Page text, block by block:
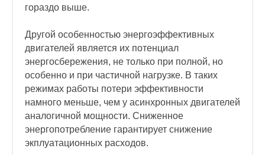
гораздо выше.
Другой особенностью энергоэффективных
двигателей является их потенциал
энергосбережения, не только при полной, но
особенно и при частичной нагрузке. В таких
режимах работы потери эффективности
намного меньше, чем у асинхронных двигателей
аналогичной мощности. Сниженное
энергопотребление гарантирует снижение
экплуатационных расходов.